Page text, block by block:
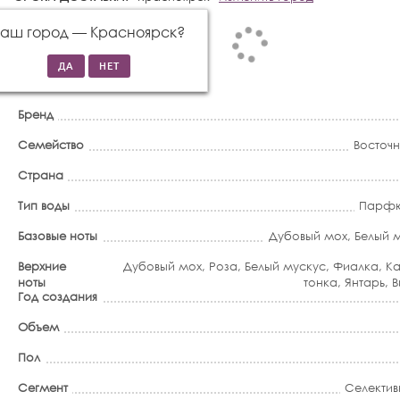
город — Красноярск?
Бренд
Семейство
Страна
Тип воды
Базовые ноты
Дубовый мох, Белый
Верхние
ноты
Дубовый мох, Роза, Белый мускус, Фиалка,
тонка, Янтарь,
Год создания
Объем
Пол
Сегмент